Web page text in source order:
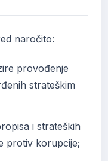
naročito:
provođenje
strateškim
i strateških
protiv korupcije;